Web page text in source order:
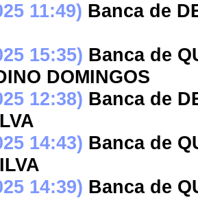
11:49) Banca de
15:35) Banca de
DOMINGOS
12:38) Banca de
14:43) Banca de
14:39) Banca de